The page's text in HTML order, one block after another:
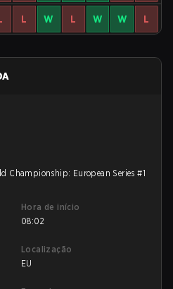
L W L W W L
Championship: European Series #1
Hora de início
08:02
Localização
EU